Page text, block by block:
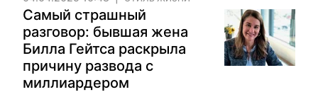
Самый страшный
разговор: бывшая жена
Билла Гейтса раскрыла
причину развода с
миллиардером